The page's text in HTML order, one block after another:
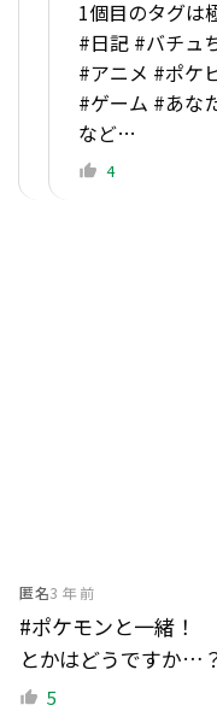
1個目のタグは
#日記 #バチュ
#アニメ #ポケ
#ゲーム #あ
など…
4
匿名3 年 前
#ポケモンと一緒！
とかはどうですか…
5